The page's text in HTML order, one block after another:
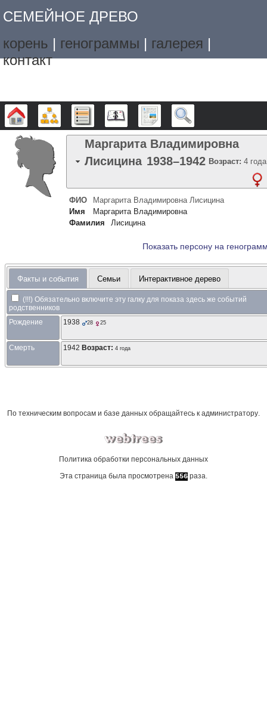
СЕМЕЙНОЕ ДРЕВО
корень | генограммы | галерея |
контакт
Дерево Графики Списки Календарь Отчёты
Маргарита Владимировна
Лисицина
Возраст: 4 года
1938–1942
ФИО Маргарита Владимировна Лисицина
Имя
Маргарита Владимировна
Фамилия
Лисицина
Показать персону на
Факты и события Семьи Интерактивное дерево
(!!!) Обязательно включите эту галку для показа здесь же событий
родственников
Рождение
1938 28 25
Смерть 1942 Возраст: 4 года
По техническим вопросам и базе данных обращайтесь к администратору.
Политика обработки персональных данных
Эта страница была просмотрена 556 раза.